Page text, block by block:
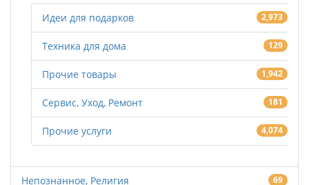
Идеи для подарков 2,973
Техника для дома 129
Прочие товары 1,942
Сервис, Уход, Ремонт 181
Прочие услуги 4,074
Непознанное, Религия 69